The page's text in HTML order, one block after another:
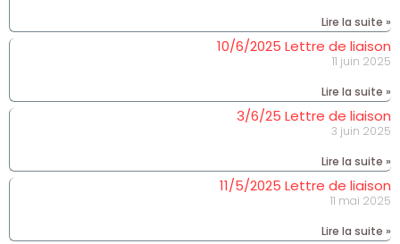
Lire la suite »
10/6/2025 Lettre de liaison
11 juin 2025
Lire la suite »
3/6/25 Lettre de liaison
3 juin 2025
Lire la suite »
11/5/2025 Lettre de liaison
11 mai 2025
Lire la suite »